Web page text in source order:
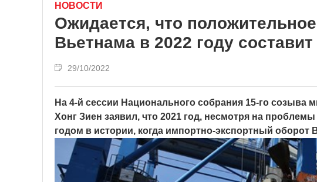
НОВОСТИ
Ожидается, что
Вьетнама в 2022 году
29/10/2022
На 4-й сессии Национального собрания 15-го созыва
Хонг Зиен заявил, что 2021 год, несмотря на
годом в истории, когда импортно-экспортный